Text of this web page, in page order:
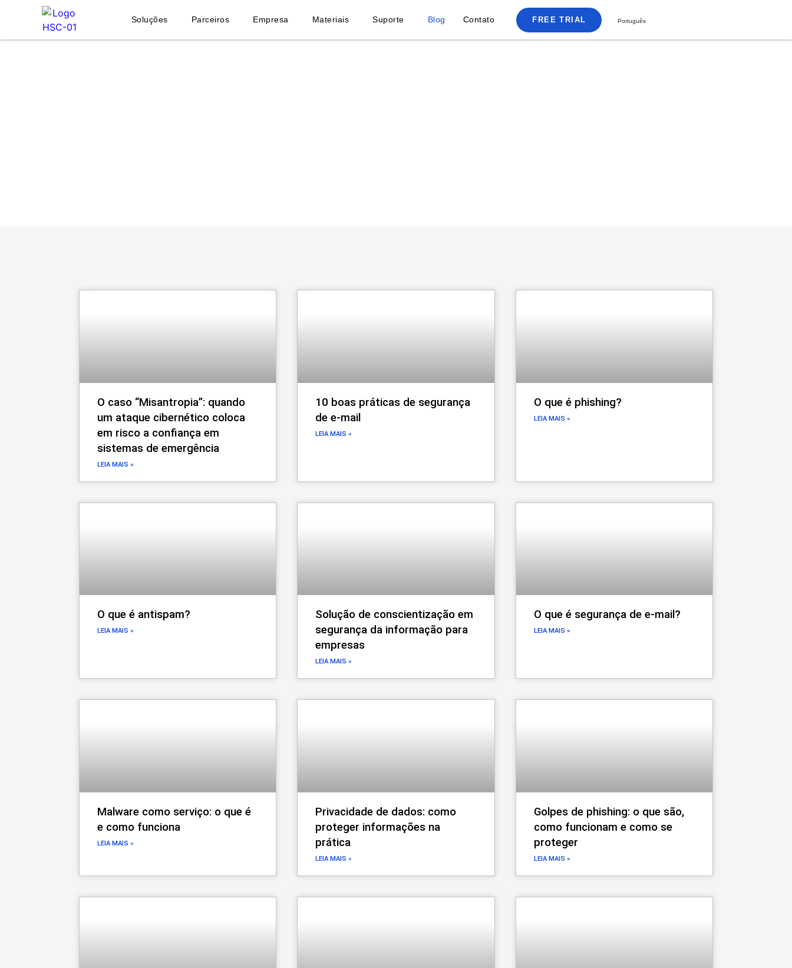
Soluções Parceiros Empresa Materiais Suporte Blog Contato FREE TRIAL Português
O caso “Misantropia”: quando
um ataque cibernético coloca
em risco a confiança em
sistemas de emergência
LEIA MAIS »
10 boas práticas de segurança
de e-mail
LEIA MAIS »
O que é phishing?
LEIA MAIS »
O que é antispam?
LEIA MAIS »
Solução de conscientização em
segurança da informação para
empresas
LEIA MAIS »
O que é segurança de e-mail?
LEIA MAIS »
Malware como serviço: o que é
e como funciona
LEIA MAIS »
Privacidade de dados: como
proteger informações na
prática
LEIA MAIS »
Golpes de phishing: o que são,
como funcionam e como se
proteger
LEIA MAIS »